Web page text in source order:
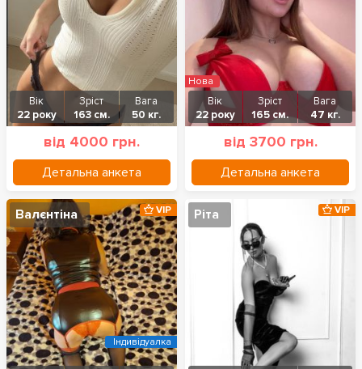
Вік
22 року
Зріст
163 см.
Вага
50 кг.
від 4000 грн.
Детальна анкета
Вік
22 року
Зріст
165 см.
Вага
47 кг.
від 3700 грн.
Детальна анкета
Нова
Валєнтіна VIP
Індивідуалка
Ріта VIP